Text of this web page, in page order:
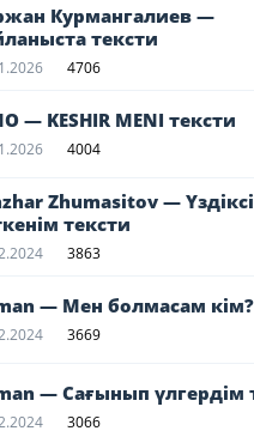
Курмангалиев —
тексти
4706
— KESHIR MENI тексти
4004
Zhumasitov —
тексти
3863
— Мен болмасам
3669
— Сағынып үлгердім
3066